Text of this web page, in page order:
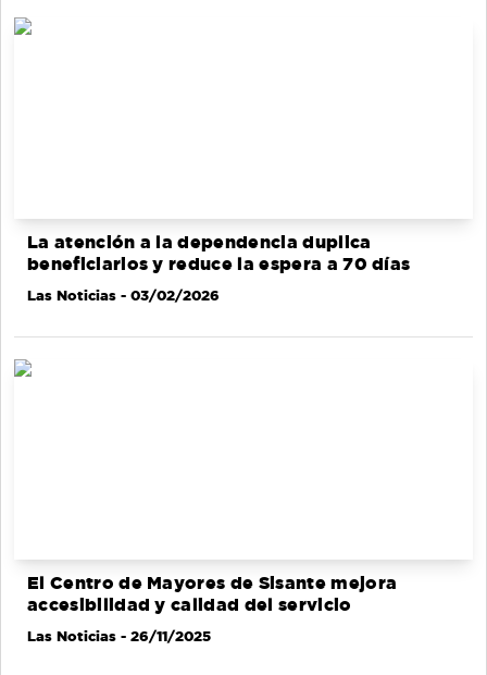
La atención a la dependencia duplica
beneficiarios y reduce la espera a 70 días
Las Noticias - 03/02/2026
El Centro de Mayores de Sisante mejora
accesibilidad y calidad del servicio
Las Noticias - 26/11/2025